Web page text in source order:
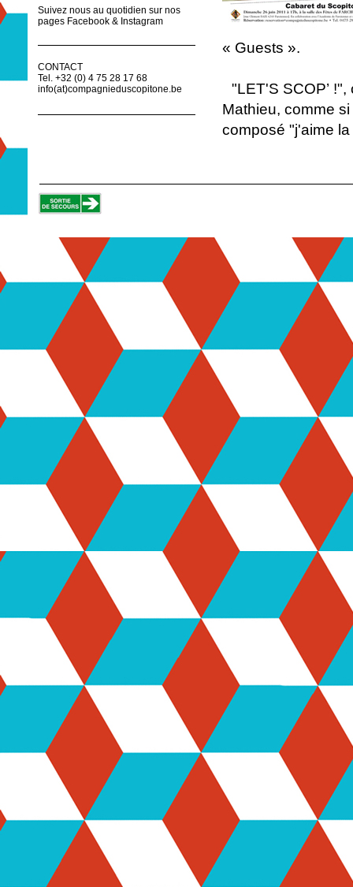
Suivez nous au quotidien sur nos
pages Facebook & Instagram
CONTACT
Tel. +32 (0) 4 75 28 17 68
info(at)compagnieduscopitone.be
« Guests ».
"LET'S SCOP’
Mathieu, comme
composé "j'aime